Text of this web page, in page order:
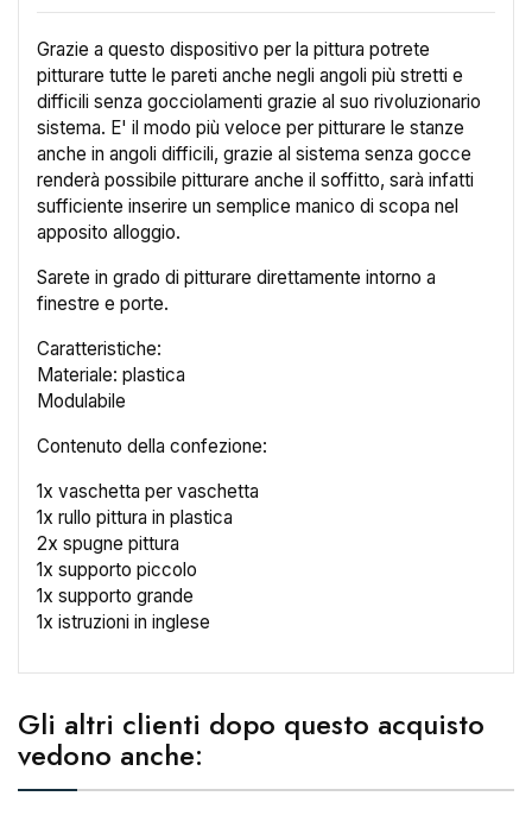
Grazie a questo dispositivo per la pittura potrete
pitturare tutte le pareti anche negli angoli più stretti e
difficili senza gocciolamenti grazie al suo rivoluzionario
sistema. E' il modo più veloce per pitturare le stanze
anche in angoli difficili, grazie al sistema senza gocce
renderà possibile pitturare anche il soffitto, sarà infatti
sufficiente inserire un semplice manico di scopa nel
apposito alloggio.
Sarete in grado di pitturare direttamente intorno a
finestre e porte.
Caratteristiche:
Materiale: plastica
Modulabile
Contenuto della confezione:
1x vaschetta per vaschetta
1x rullo pittura in plastica
2x spugne pittura
1x supporto piccolo
1x supporto grande
1x istruzioni in inglese
Gli altri clienti dopo questo acquisto
vedono anche:
×
Nome lista dei desideri